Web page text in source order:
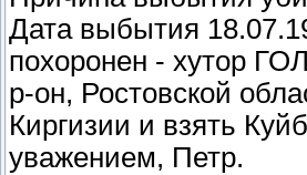
Дата выбытия
похоронен - хутор
р-он, Ростовской
Киргизии и взять
уважением, Петр.